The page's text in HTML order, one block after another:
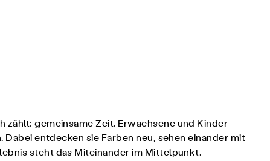
gemeinsame Zeit. Erwachsene und Kinder
entdecken sie Farben neu, sehen einander mit
steht das Miteinander im Mittelpunkt.